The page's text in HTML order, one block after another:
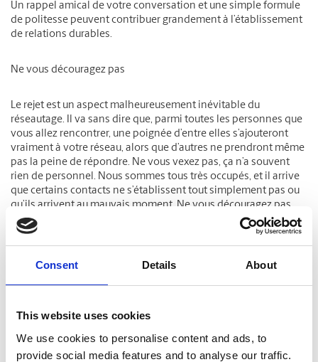
Consent Details About
This website uses cookies
We use cookies to personalise content and ads, to
provide social media features and to analyse our traffic.
Un rappel amical de votre conversation et une simple formule
de politesse peuvent contribuer grandement à l’établissement
de relations durables.
Ne vous découragez pas
Le rejet est un aspect malheureusement inévitable du
réseautage. Il va sans dire que, parmi toutes les personnes que
vous allez rencontrer, une poignée d’entre elles s’ajouteront
vraiment à votre réseau, alors que d’autres ne prendront même
pas la peine de répondre. Ne vous vexez pas, ça n’a souvent
rien de personnel. Nous sommes tous très occupés, et il arrive
que certains contacts ne s’établissent tout simplement pas ou
qu’ils arrivent au mauvais moment. Ne vous découragez pas
face à un échec, de nouvelles occasions se représenteront.
Articles liés